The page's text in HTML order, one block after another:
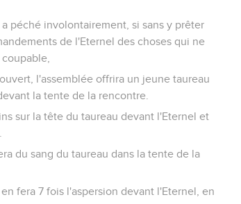
péché involontairement, si sans y prêter
de l'Eternel des choses qui ne
l'assemblée offrira un jeune taureau
la tente de la rencontre.
sur la tête du taureau devant l'Eternel et
du sang du taureau dans la tente de la
fera 7 fois l'aspersion devant l'Eternel, en